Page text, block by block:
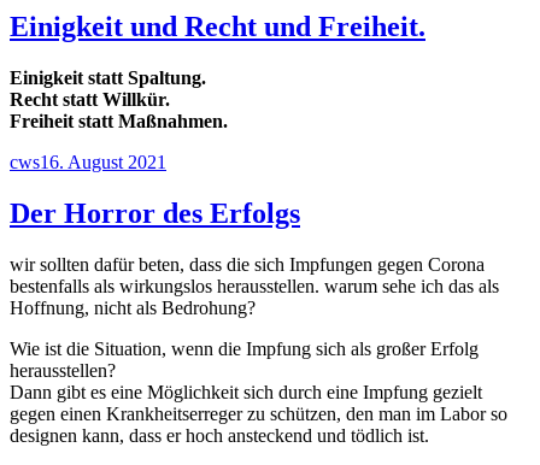
Einigkeit und Recht und Freiheit.
Einigkeit statt Spaltung.
Recht statt Willkür.
Freiheit statt Maßnahmen.
Autor
cwsVeröffentlicht
16. August 2021
Der Horror des Erfolgs
wir sollten dafür beten, dass die sich Impfungen gegen Corona
bestenfalls als wirkungslos herausstellen. warum sehe ich das als
Hoffnung, nicht als Bedrohung?
Wie ist die Situation, wenn die Impfung sich als großer Erfolg
herausstellen?
Dann gibt es eine Möglichkeit sich durch eine Impfung gezielt
gegen einen Krankheitserreger zu schützen, den man im Labor so
designen kann, dass er hoch ansteckend und tödlich ist.